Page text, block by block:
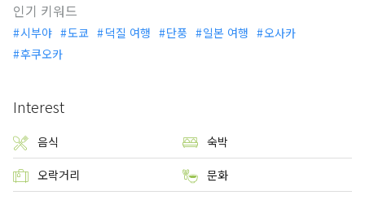
인기 키워드
시부야 도쿄 덕질 여행 단풍 일본 여행
오사카
후쿠오카
Interest
음식 숙박
오락거리 문화